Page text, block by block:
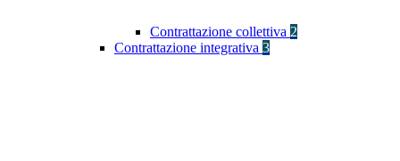
Contrattazione collettiva 2
Contrattazione integrativa 3